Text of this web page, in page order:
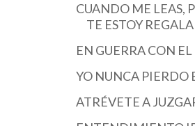
CUANDO ME LEAS,
TE ESTOY
EN GUERRA CON
YO NUNCA PIERDO
ATRÉVETE A